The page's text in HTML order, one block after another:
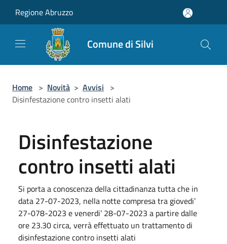
Regione Abruzzo
Comune di Silvi
Home > Novità > Avvisi >
Disinfestazione contro insetti alati
Disinfestazione
contro insetti alati
Si porta a conoscenza della cittadinanza tutta che in
data 27-07-2023, nella notte compresa tra giovedi’
27-078-2023 e venerdi’ 28-07-2023 a partire dalle
ore 23.30 circa, verrà effettuato un trattamento di
disinfestazione contro insetti alati